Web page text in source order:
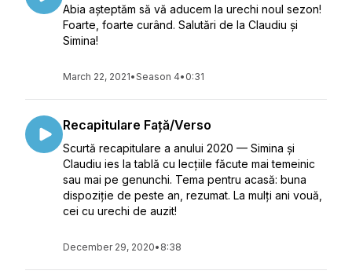
Abia așteptăm să vă aducem la urechi noul sezon!
Foarte, foarte curând. Salutări de la Claudiu și
Simina!
March 22, 2021•Season 4• 0:31
Recapitulare Față/Verso
Scurtă recapitulare a anului 2020 — Simina și
Claudiu ies la tablă cu lecțiile făcute mai temeinic
sau mai pe genunchi. Tema pentru acasă: buna
dispoziție de peste an, rezumat. La mulți ani vouă,
cei cu urechi de auzit!
December 29, 2020• 8:38